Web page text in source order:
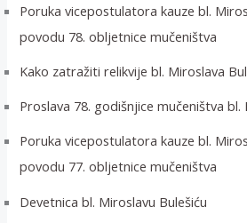
Poruka vicepostulatora kauze bl.
povodu 78. obljetnice mučeništva
Kako zatražiti relikvije bl. Miroslava
Proslava 78. godišnjice mučeništva bl.
Poruka vicepostulatora kauze bl.
povodu 77. obljetnice mučeništva
Devetnica bl. Miroslavu Bulešiću